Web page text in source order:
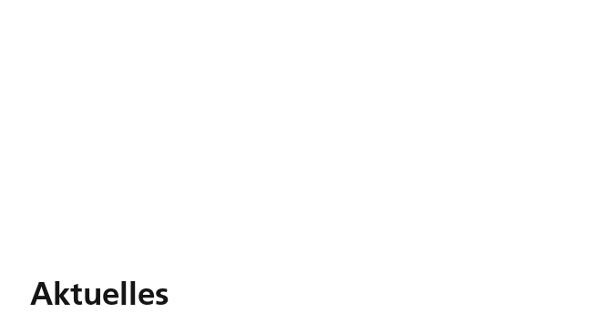
Aktuelles